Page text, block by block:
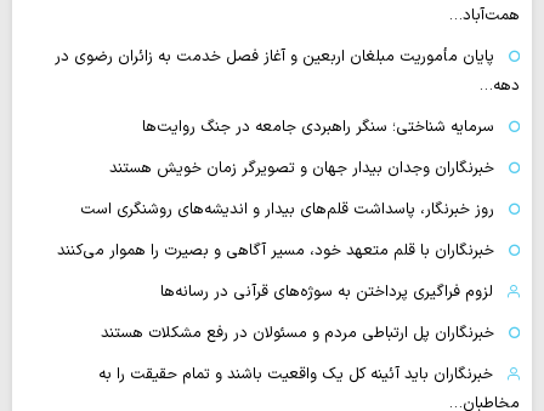
همت‌آباد…
پایان مأموریت مبلغان اربعین و آغاز فصل خدمت به زائران رضوی در
دهه…
سرمایه شناختی؛ سنگر راهبردی جامعه در جنگ روایت‌ها
خبرنگاران وجدان بیدار جهان و تصویرگر زمان خویش هستند
روز خبرنگار، پاسداشت قلم‌های بیدار و اندیشه‌های روشنگری است
خبرنگاران با قلم متعهد خود، مسیر آگاهی و بصیرت را هموار می‌کنند
لزوم فراگیری پرداختن به سوژه‌های قرآنی در رسانه‌ها
خبرنگاران پل ارتباطی مردم و مسئولان در رفع مشکلات هستند
خبرنگاران باید آئینه کل یک واقعیت باشند و تمام حقیقت را به
مخاطبان…